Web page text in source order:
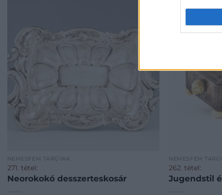
NEMESFÉM TÁRGYAK
271. tétel:
Neorokokó desszerteskosár
NEMESFÉM
262. tétel:
Jugendstil